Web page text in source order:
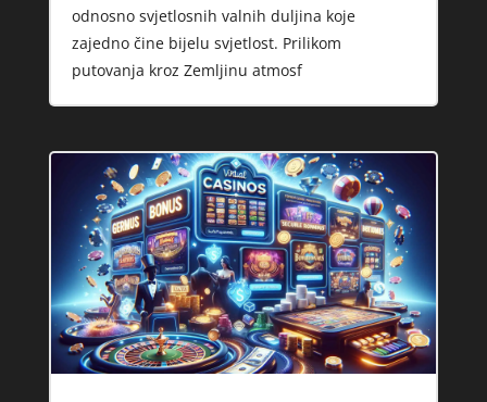
odnosno svjetlosnih valnih duljina koje
zajedno čine bijelu svjetlost. Prilikom
putovanja kroz Zemljinu atmosf